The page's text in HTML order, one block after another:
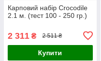
Карповий набір Crocodile
2.1 м. (тест 100 - 250 гр.)
2 311 ₴ 2 511 ₴
Купити